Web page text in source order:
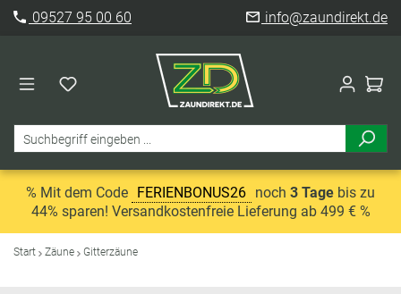
09527 95 00 60 info@zaundirekt.de
% Mit dem Code FERIENBONUS26 noch 3 Tage bis zu
44% sparen! Versandkostenfreie Lieferung ab 499 € %
Start Zäune Gitterzäune